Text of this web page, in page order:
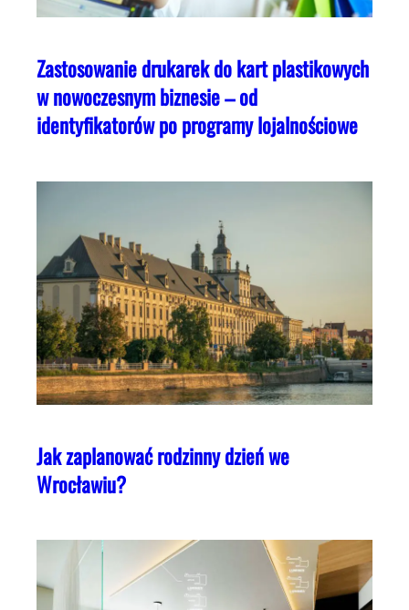
Zastosowanie drukarek do kart plastikowych
w nowoczesnym biznesie – od
identyfikatorów po programy lojalnościowe
Jak zaplanować rodzinny dzień we
Wrocławiu?